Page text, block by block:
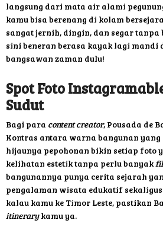
langsung dari mata air alami
kamu bisa berenang di kolam
sangat jernih, dingin, dan segar tanpa
sini beneran berasa kayak lagi mandi
bangsawan zaman dulu!
Spot Foto
Sudut
Bagi para content creator, Pousada de
Kontras antara warna bangunan yang
hijaunya pepohonan bikin setiap foto
kelihatan estetik tanpa perlu banyak
bangunannya punya cerita sejarah
pengalaman wisata edukatif
kalau kamu ke Timor Leste, pastikan
itinerarykamu ya.